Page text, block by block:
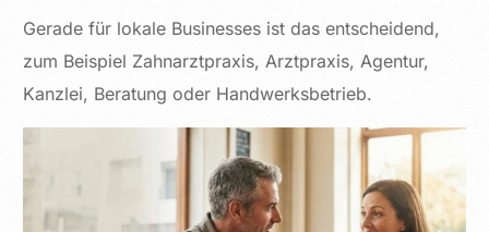
Gerade für lokale Businesses ist das entscheidend,
zum Beispiel Zahnarztpraxis, Arztpraxis, Agentur,
Kanzlei, Beratung oder Handwerksbetrieb.